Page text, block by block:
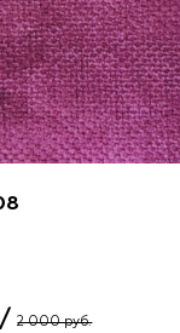
/2 000 руб.